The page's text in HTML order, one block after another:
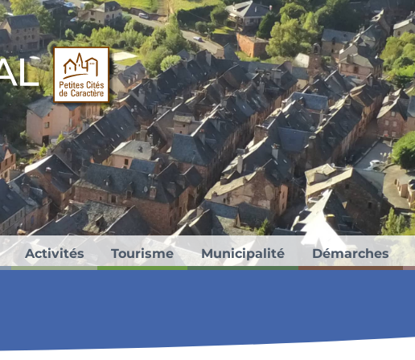
de Caractère®.
Activités Tourisme Municipalité Démarches